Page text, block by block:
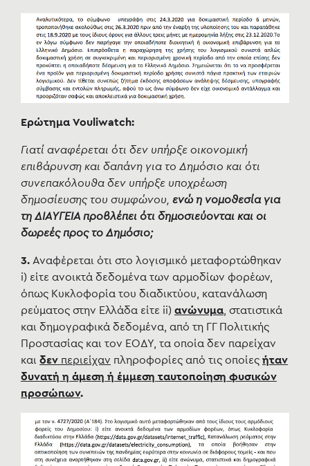
Ερώτημα Vouliwatch:
Γιατί αναφέρεται ότι δεν υπήρξε οικονομική
επιβάρυνση και δαπάνη για το Δημόσιο και ότι
συνεπακόλουθα δεν υπήρξε υποχρέωση
δημοσίευσης του συμφώνου, ενώ η νομοθεσία για
τη ΔΙΑΥΓΕΙΑ προβλέπει ότι δημοσιεύονται και οι
δωρεές προς το Δημόσιο;
3. Αναφέρεται ότι στο λογισμικό μεταφορτώθηκαν
i) είτε ανοικτά δεδομένα των αρμοδίων φορέων,
όπως Κυκλοφορία του διαδικτύου, κατανάλωση
ρεύματος στην Ελλάδα είτε ii) ανώνυμα, στατιστικά
και δημογραφικά δεδομένα, από τη ΓΓ Πολιτικής
Προστασίας και τον ΕΟΔΥ, τα οποία δεν παρείχαν
και δεν περιείχαν πληροφορίες από τις οποίες ήταν
δυνατή η άμεση ή έμμεση ταυτοποίηση φυσικών
προσώπων.